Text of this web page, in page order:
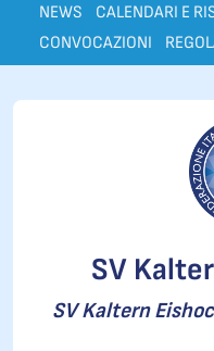
NEWS CALENDARI E
CONVOCAZIONI
SV
SV Kaltern